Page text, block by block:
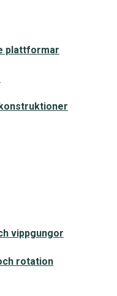
plattformar
vippgungor
rotation